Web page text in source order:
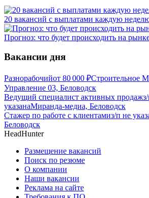
20 вакансий с выплатами каждую
Прогноз: что будет происходить на
Вакансии дня
Разнорабочийот 80 000 ₽Строительное
Управление 03, Беловодск
Ведущий специалист активных продаж
указанаМиранда-медиа, Беловодск
Стажер по работе с клиентамиз/п не
Беловодск
HeadHunter
Размещение вакансий
Поиск по резюме
О компании
Наши вакансии
Реклама на сайте